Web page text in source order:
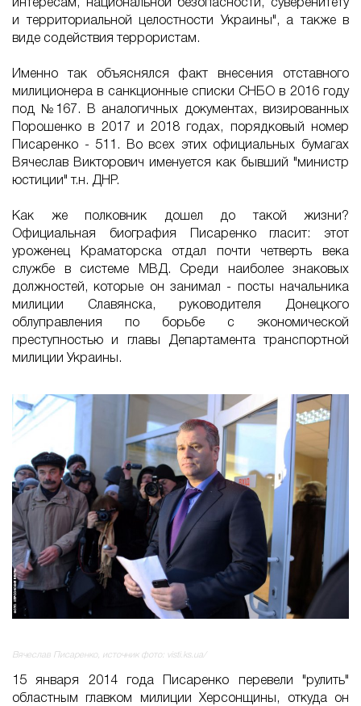
интересам, национальной безопасности, суверенитету
и территориальной целостности Украины", а также в
виде содействия террористам.
Именно так объяснялся факт внесения отставного
милиционера в санкционные списки СНБО в 2016 году
под №167. В аналогичных документах, визированных
Порошенко в 2017 и 2018 годах, порядковый номер
Писаренко - 511. Во всех этих официальных бумагах
Вячеслав Викторович именуется как бывший "министр
юстиции" т.н. ДНР.
Как же полковник дошел до такой жизни?
Официальная биография Писаренко гласит: этот
уроженец Краматорска отдал почти четверть века
службе в системе МВД. Среди наиболее знаковых
должностей, которые он занимал - посты начальника
милиции Славянска, руководителя Донецкого
облуправления по борьбе с экономической
преступностью и главы Департамента транспортной
милиции Украины.
Вячеслав Писаренко, источник фото: visti.ks.ua/
15 января 2014 года Писаренко перевели "рулить"
областным главком милиции Херсонщины, откуда он